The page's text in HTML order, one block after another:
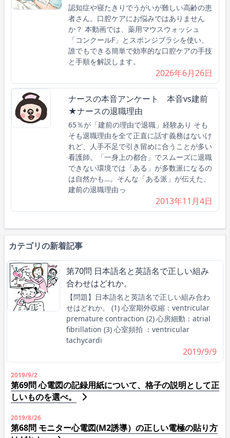
認知症や寝たきりでうがいが難しい高齢の患
者さん。口腔ケアにお悩みではありません
か？ 本動画では、薬用マウスウォッシュ
「コンクールF」とスポンジブラシを使い、
誰でもできる簡単で効率的な口腔ケアの手技
と手順を解説します。
2026年6月26日
ナースの本音アンケート 本音vs建前
★ナースの退職理由
65％が「建前の理由で退職」経験あり そも
そも退職理由を全て正直に話す義務はないけ
れど、人手不足で引き留めに合うことが多い
看護師。「一身上の都合」でスムーズに退職
できない環境では「ある」が多数派になるの
は自然かも…。そんな「ある派」が伝えた、
建前の退職理由っ
2013年11月4日
カテゴリの新着記事
第70問 日本語名と英語名で正しい組み
合わせはどれか。
【問題】日本語名と英語名で正しい組み合わ
せはどれか。 (1) 心室期外収縮：ventricular
premature contraction (2) 心房細動：atrial
fibrillation (3) 心室頻拍 ：ventricular
tachycardi
2019/9/9
2019/9/2
第69問 心電図の記録用紙について、格子の説明として正
しいものを選べ。
2019/8/26
第68問 モニター心電図(M2誘導）の正しい電極の貼り方